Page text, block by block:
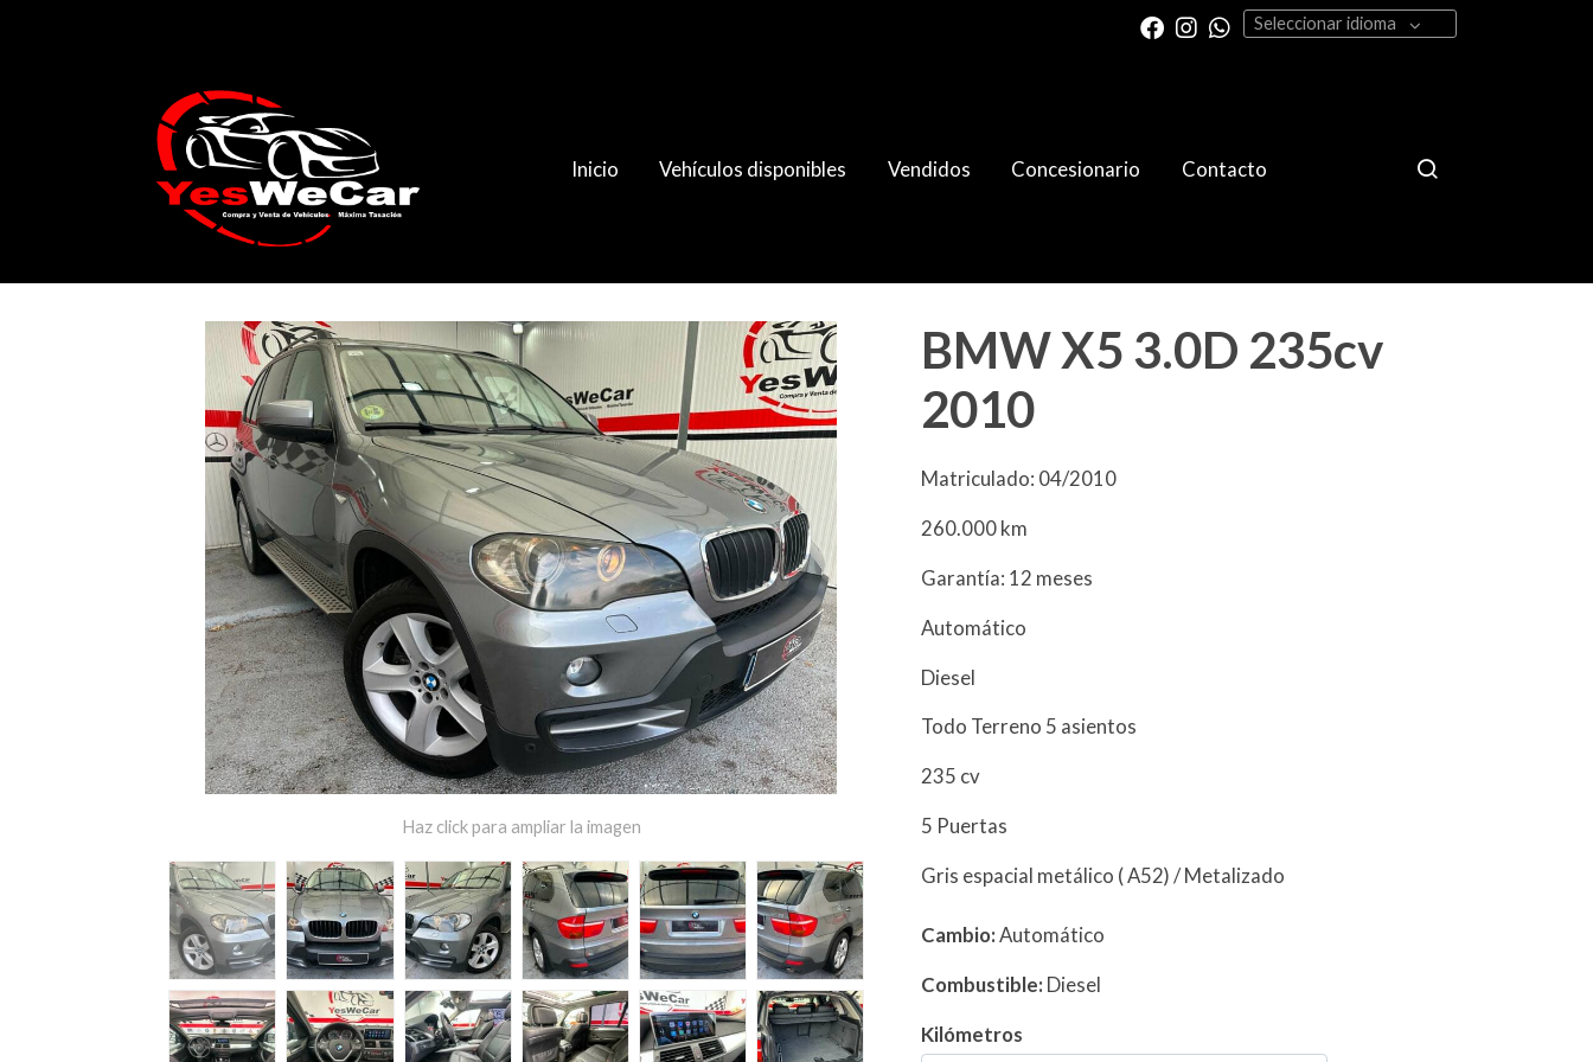
Seleccionar idioma
Inicio Vehículos disponibles Vendidos Concesionario Contacto
Catálogo BMW X5 3.0D 235cv 2010
Haz click para ampliar la imagen
BMW X5 3.0D 235cv
2010
Matriculado: 04/2010
260.000 km
Garantía: 12 meses
Automático
Diesel
Todo Terreno 5 asientos
235 cv
5 Puertas
Gris espacial metálico ( A52) / Metalizado
Cambio: Automático
Combustible: Diesel
Kilómetros